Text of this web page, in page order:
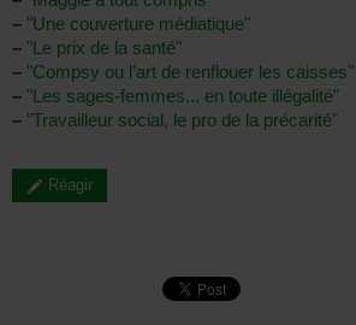
– "Une couverture médiatique"
– "Le prix de la santé"
– "Compsy ou l’art de renflouer les caisses"
– "Les sages-femmes... en toute illégalité"
– "Travailleur social, le pro de la précarité"
Réagir